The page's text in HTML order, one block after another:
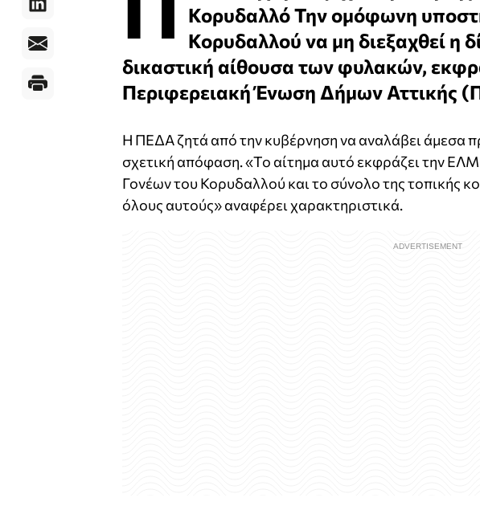
Κορυδαλλό Την ομόφωνη
Κορυδαλλού να μη διεξαχθεί η
δικαστική αίθουσα των φυλακών,
Περιφερειακή Ένωση Δήμων Αττικής
Η ΠΕΔΑ ζητά από την κυβέρνηση να αναλάβει άμεσα
σχετική απόφαση. «Το αίτημα αυτό εκφράζει την
Γονέων του Κορυδαλλού και το σύνολο της τοπικής
όλους αυτούς» αναφέρει χαρακτηριστικά.